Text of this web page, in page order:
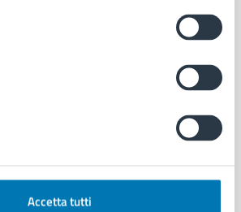
Accetta tutti